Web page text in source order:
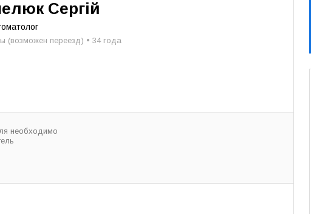
Сергій
(возможен переезд) • 34 года
необходимо